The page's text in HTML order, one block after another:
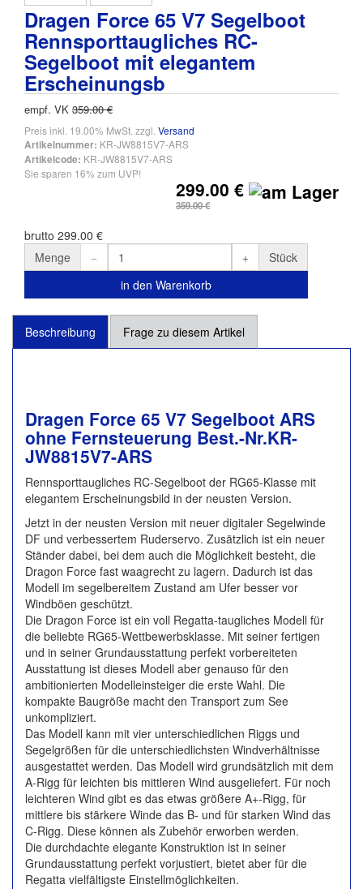
Dragen Force 65 V7 Segelboot
Rennsporttaugliches RC-
Segelboot mit elegantem
Erscheinungsb
empf. VK 359.00 €
Preis inkl. 19.00% MwSt. zzgl. Versand
Artikelnummer: KR-JW8815V7-ARS
Artikelcode: KR-JW8815V7-ARS
Sie sparen 16% zum UVP!
299.00 €
359.00 €
brutto 299.00 €
Menge
Stück
in den Warenkorb
Beschreibung Frage zu diesem Artikel
Dragen Force 65 V7 Segelboot ARS
ohne Fernsteuerung Best.-Nr.KR-
JW8815V7-ARS
Rennsporttaugliches RC-Segelboot der RG65-Klasse mit
elegantem Erscheinungsbild in der neusten Version.
Jetzt in der neusten Version mit neuer digitaler Segelwinde
DF und verbessertem Ruderservo. Zusätzlich ist ein neuer
Ständer dabei, bei dem auch die Möglichkeit besteht, die
Dragon Force fast waagrecht zu lagern. Dadurch ist das
Modell im segelbereitem Zustand am Ufer besser vor
Windböen geschützt.
Die Dragon Force ist ein voll Regatta-taugliches Modell für
die beliebte RG65-Wettbewerbsklasse. Mit seiner fertigen
und in seiner Grundausstattung perfekt vorbereiteten
Ausstattung ist dieses Modell aber genauso für den
ambitionierten Modelleinsteiger die erste Wahl. Die
kompakte Baugröße macht den Transport zum See
unkompliziert.
Das Modell kann mit vier unterschiedlichen Riggs und
Segelgrößen für die unterschiedlichsten Windverhältnisse
ausgestattet werden. Das Modell wird grundsätzlich mit dem
A-Rigg für leichten bis mittleren Wind ausgeliefert. Für noch
leichteren Wind gibt es das etwas größere A+-Rigg, für
mittlere bis stärkere Winde das B- und für starken Wind das
C-Rigg. Diese können als Zubehör erworben werden.
Die durchdachte elegante Konstruktion ist in seiner
Grundausstattung perfekt vorjustiert, bietet aber für die
Regatta vielfältigste Einstellmöglichkeiten.